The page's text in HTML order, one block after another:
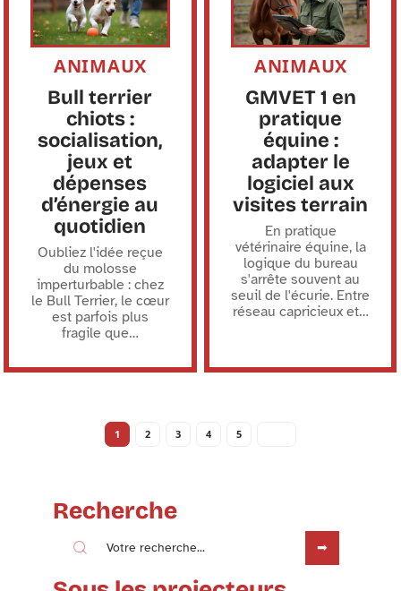
ANIMAUX
Bull terrier
chiots :
socialisation,
jeux et
dépenses
d’énergie au
quotidien
Oubliez l'idée reçue
du molosse
imperturbable : chez
le Bull Terrier, le cœur
est parfois plus
fragile que…
ANIMAUX
GMVET 1 en
pratique
équine :
adapter le
logiciel aux
visites terrain
En pratique
vétérinaire équine, la
logique du bureau
s'arrête souvent au
seuil de l'écurie. Entre
réseau capricieux et…
1 2 3 4 5
Recherche